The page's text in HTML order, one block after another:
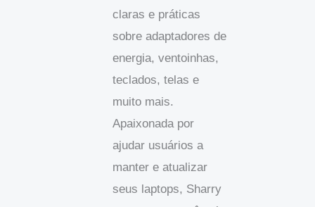
claras e práticas
sobre adaptadores de
energia, ventoinhas,
teclados, telas e
muito mais.
Apaixonada por
ajudar usuários a
manter e atualizar
seus laptops, Sharry